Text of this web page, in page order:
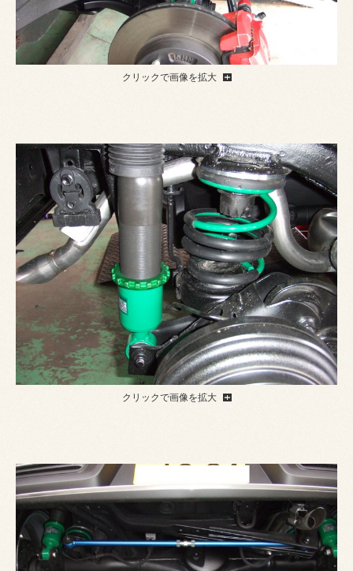
クリックで画像を拡大
クリックで画像を拡大